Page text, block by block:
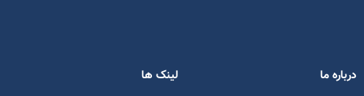
درباره ما
لینک ها